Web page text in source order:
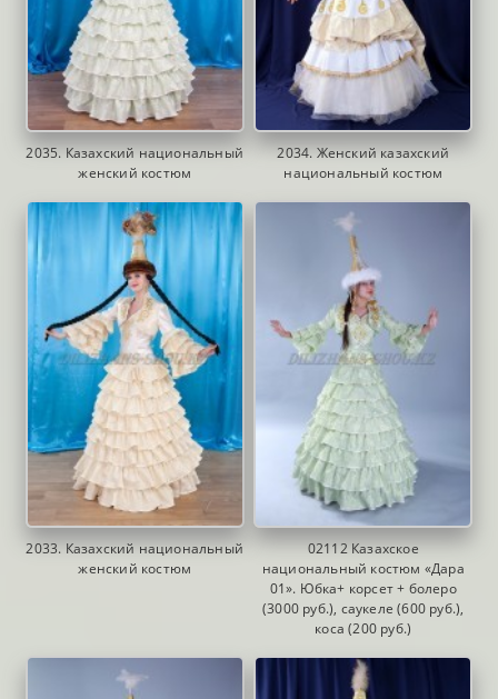
2035. Казахский национальный
женский костюм
2034. Женский казахский
национальный костюм
2033. Казахский национальный
женский костюм
02112 Казахское
национальный костюм «Дара
01». Юбка+ корсет + болеро
(3000 руб.), саукеле (600 руб.),
коса (200 руб.)